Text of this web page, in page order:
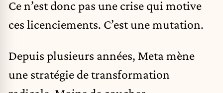
Ce n’est donc pas une crise qui motive
ces licenciements. C’est une mutation.
Depuis plusieurs années, Meta mène
une stratégie de transformation